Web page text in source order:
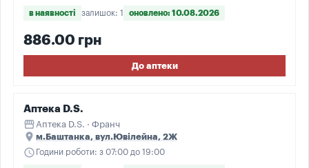
в наявності залишок: 1 оновлено: 10.08.2026
886.00 грн
До аптеки
Аптека D.S.
storefront Аптека D.S. · Франч
place м.Баштанка, вул.Ювілейна, 2Ж
schedule Години роботи: з 07:00 до 19:00